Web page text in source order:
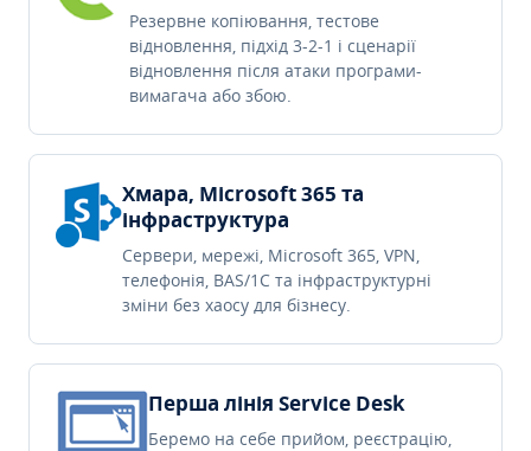
Резервне копіювання, тестове
відновлення, підхід 3-2-1 і сценарії
відновлення після атаки програми-
вимагача або збою.
Хмара, Microsoft 365 та
інфраструктура
Сервери, мережі, Microsoft 365, VPN,
телефонія, BAS/1C та інфраструктурні
зміни без хаосу для бізнесу.
Перша лінія Service Desk
Беремо на себе прийом, реєстрацію,